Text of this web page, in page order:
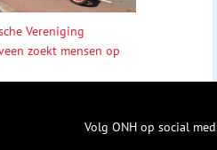
Vereniging
zoekt mensen op
Volg ONH op social